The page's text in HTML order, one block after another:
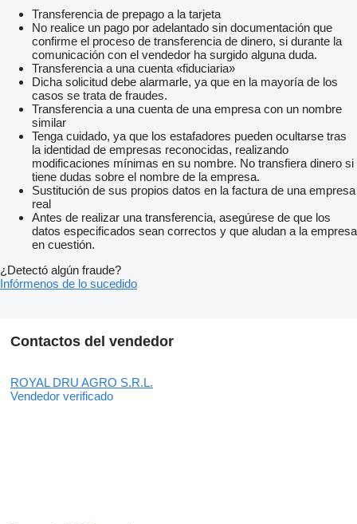
Transferencia de prepago a la tarjeta
No realice un pago por adelantado sin documentación que
confirme el proceso de transferencia de dinero, si durante la
comunicación con el vendedor ha surgido alguna duda.
Transferencia a una cuenta «fiduciaria»
Dicha solicitud debe alarmarle, ya que en la mayoría de los
casos se trata de fraudes.
Transferencia a una cuenta de una empresa con un nombre
similar
Tenga cuidado, ya que los estafadores pueden ocultarse tras
la identidad de empresas reconocidas, realizando
modificaciones mínimas en su nombre. No transfiera dinero si
tiene dudas sobre el nombre de la empresa.
Sustitución de sus propios datos en la factura de una empresa
real
Antes de realizar una transferencia, asegúrese de que los
datos especificados sean correctos y que aludan a la empresa
en cuestión.
¿Detectó algún fraude?
Infórmenos de lo sucedido
Contactos del vendedor
ROYAL DRU AGRO S.R.L.
Vendedor verificado